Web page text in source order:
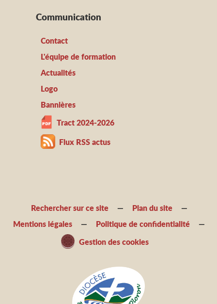
Communication
Contact
L'équipe de formation
Actualités
Logo
Bannières
Tract 2024-2026
Flux RSS actus
Rechercher sur ce site
Plan du site
Mentions légales
Politique de confidentialité
Gestion des cookies